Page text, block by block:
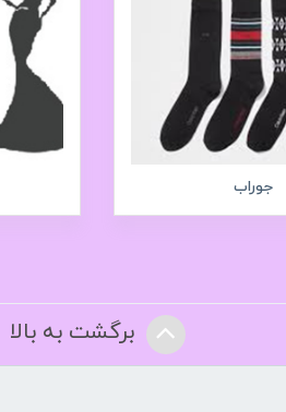
جوراب
برگشت به بالا